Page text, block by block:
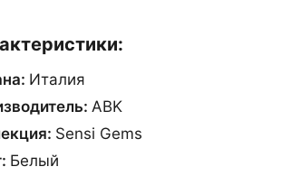
Италия
ABK
Sensi Gems
Белый